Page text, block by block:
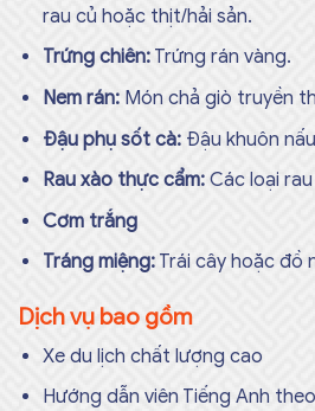
rau củ hoặc thịt/hải sản.
Trứng chiên:Trứng rán vàng.
Nem rán:Món chả giò truyền
Đậu phụ sốt cà:Đậu khuôn
Rau xào thực cẩm:Các loại rau
Cơm trắng
Tráng miệng:Trái cây hoặc đồ
Dịch vụ bao gồm
Xe du lịch chất lượng cao
Hướng dẫn viên Tiếng Anh